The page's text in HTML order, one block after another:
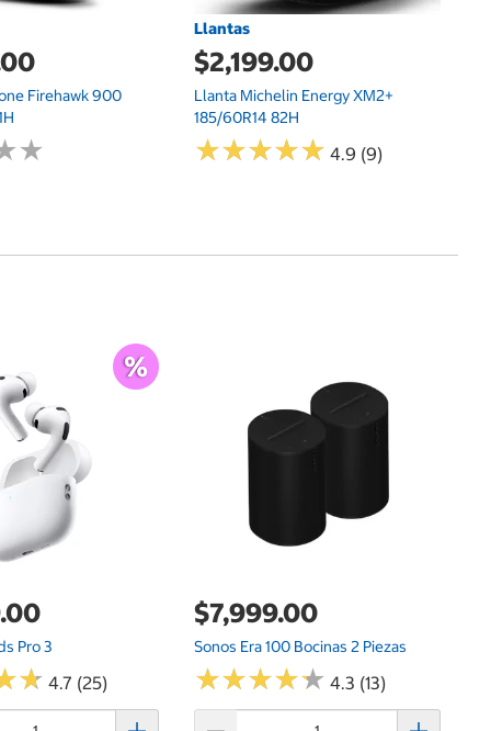
Firehawk 900
★
★
Llantas
$2,199.00
Llanta Michelin Energy XM2+
185/60R14 82H
★★★★★
★★★★★ 4.9 (9)
Pro 3
★
★ 4.7 (25)
$7,999.00
Sonos Era 100 Bocinas 2 Piezas
★★★★★
★★★★★ 4.3 (13)